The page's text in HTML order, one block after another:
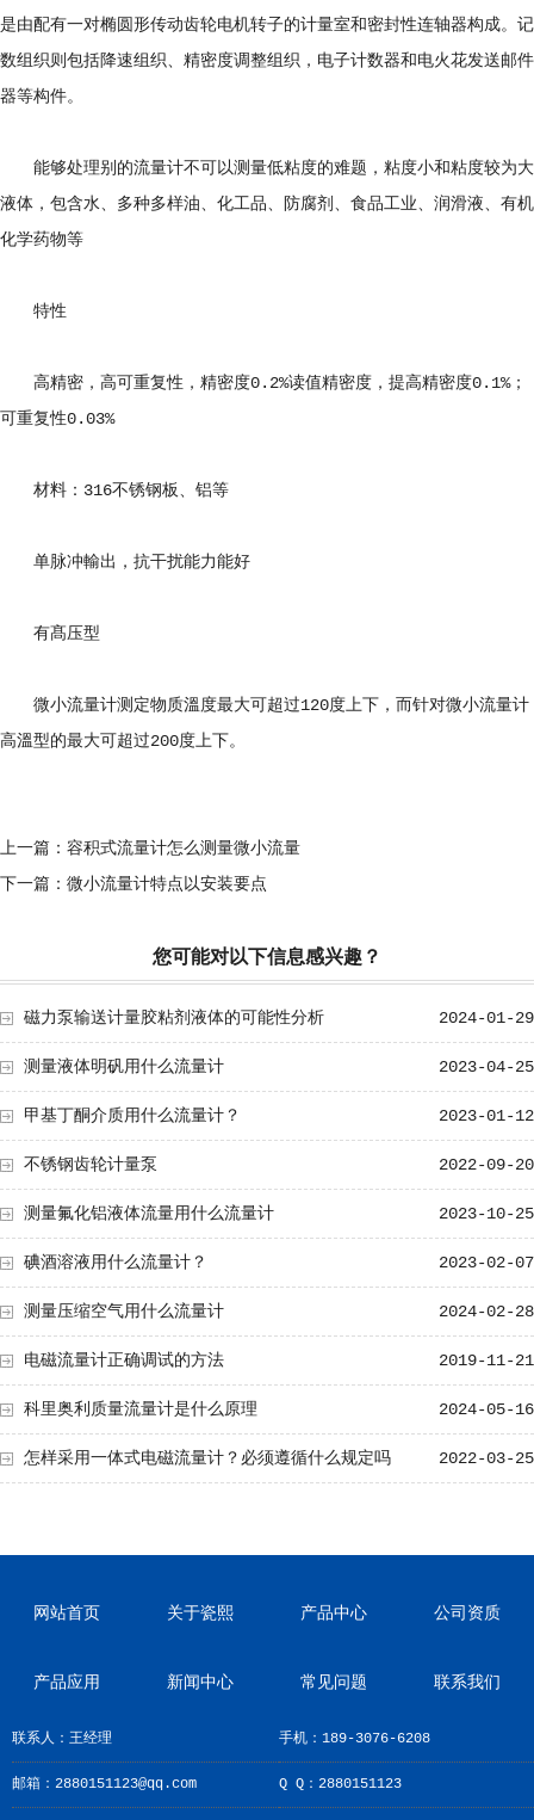
是由配有一对椭圆形传动齿轮电机转子的计量室和密封性连轴器构成。记
数组织则包括降速组织、精密度调整组织，电子计数器和电火花发送邮件
器等构件。
能够处理别的流量计不可以测量低粘度的难题，粘度小和粘度较为大
液体，包含水、多种多样油、化工品、防腐剂、食品工业、润滑液、有机
化学药物等
特性
高精密，高可重复性，精密度0.2%读值精密度，提高精密度0.1%；
可重复性0.03%
材料：316不锈钢板、铝等
单脉冲輸出，抗干扰能力能好
有髙压型
微小流量计测定物质溫度最大可超过120度上下，而针对微小流量计
高溫型的最大可超过200度上下。
上一篇： 容积式流量计怎么测量微小流量
下一篇： 微小流量计特点以安装要点
您可能对以下信息感兴趣？
2024-01-29
磁力泵输送计量胶粘剂液体的可能性分析
2023-04-25
测量液体明矾用什么流量计
2023-01-12
甲基丁酮介质用什么流量计？
2022-09-20
不锈钢齿轮计量泵
2023-10-25
测量氟化铝液体流量用什么流量计
2023-02-07
碘酒溶液用什么流量计？
2024-02-28
测量压缩空气用什么流量计
2019-11-21
电磁流量计正确调试的方法
2024-05-16
科里奥利质量流量计是什么原理
2022-03-25
怎样采用一体式电磁流量计？必须遵循什么规定吗
网站首页 关于瓷熙 产品中心 公司资质
产品应用 新闻中心 常见问题 联系我们
联系人：王经理 手机：189-3076-6208
邮箱：2880151123@qq.com Q Q：2880151123